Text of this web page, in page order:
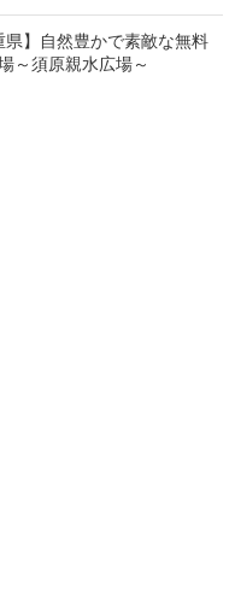
県】自然豊かで素敵な無料
～須原親水広場～